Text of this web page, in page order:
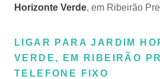
Horizonte Verde, em Ribeirão
LIGAR PARA JARDIM
VERDE, EM RIBEIRÃO
TELEFONE FIXO